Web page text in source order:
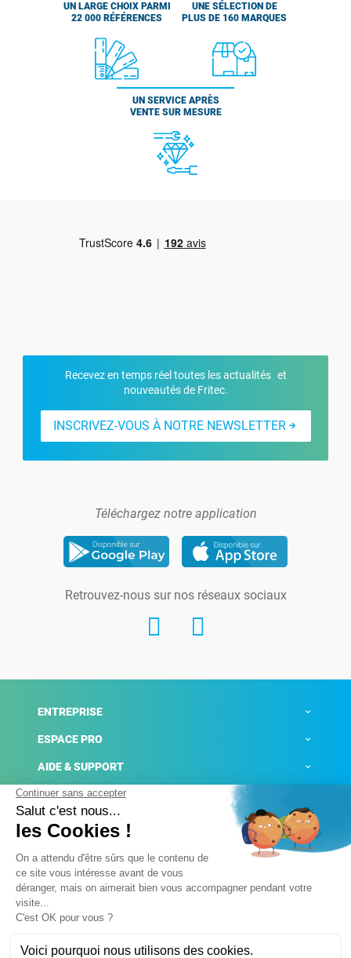
UN LARGE CHOIX PARMI
22 000 RÉFÉRENCES
UNE SÉLECTION DE
PLUS DE 160 MARQUES
UN SERVICE APRÈS
VENTE SUR MESURE
Recevez en temps réel toutes les actualités et
nouveautés de Fritec.
INSCRIVEZ-VOUS À NOTRE NEWSLETTER
Téléchargez notre application
Retrouvez-nous sur nos réseaux sociaux
ENTREPRISE
ESPACE PRO
AIDE & SUPPORT
ACTUALITÉS
Mentions légales